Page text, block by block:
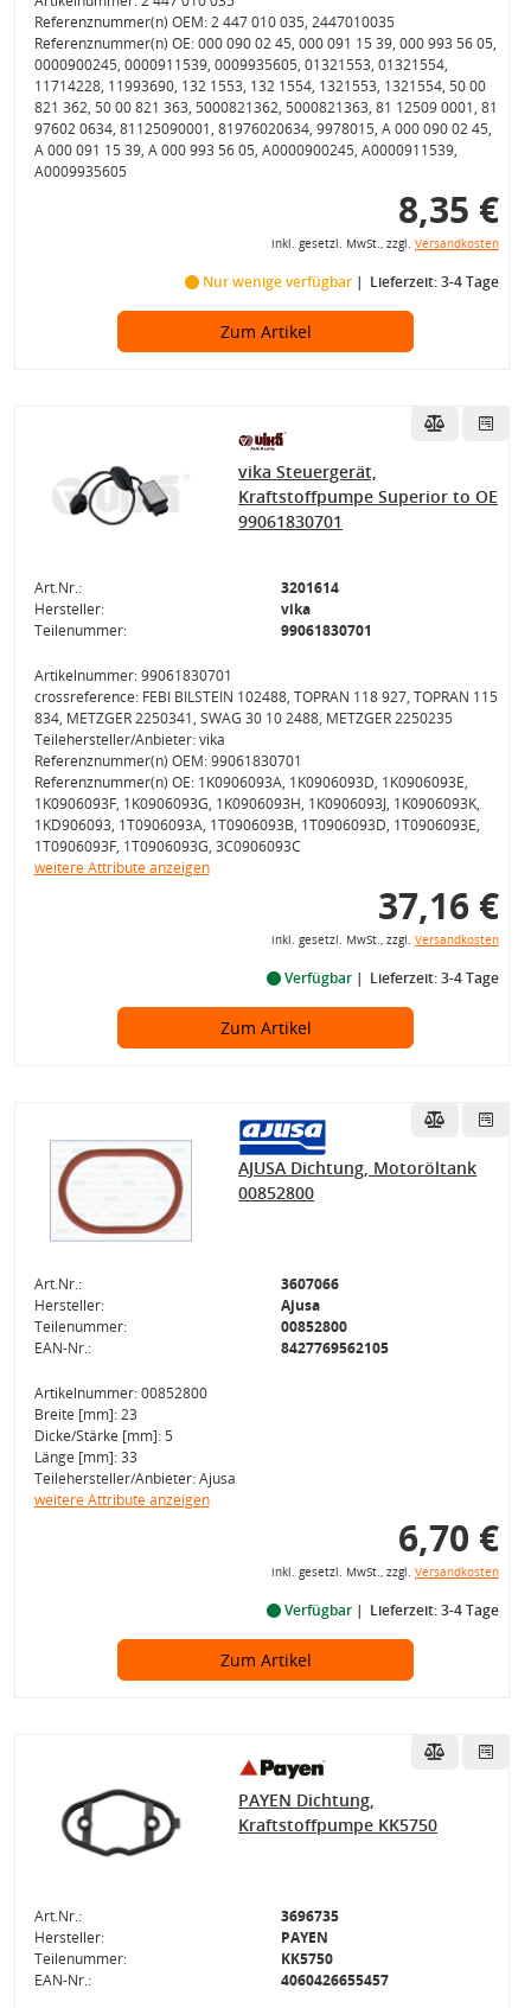
Referenznummer(n) OEM: 2 447 010 035, 2447010035
Referenznummer(n) OE: 000 090 02 45, 000 091 15 39, 000 993 56 05,
0000900245, 0000911539, 0009935605, 01321553, 01321554,
11714228, 11993690, 132 1553, 132 1554, 1321553, 1321554, 50 00
821 362, 50 00 821 363, 5000821362, 5000821363, 81 12509 0001, 81
97602 0634, 81125090001, 81976020634, 9978015, A 000 090 02 45,
A 000 091 15 39, A 000 993 56 05, A0000900245, A0000911539,
A0009935605
8,35 €
inkl. gesetzl. MwSt., zzgl. Versandkosten
Nur wenige verfügbar Lieferzeit: 3-4 Tage
Zum Artikel
vika Steuergerät,
Kraftstoffpumpe Superior to OE
99061830701
Art.Nr.:
3201614
Hersteller:
vika
Teilenummer:
99061830701
Artikelnummer: 99061830701
crossreference: FEBI BILSTEIN 102488, TOPRAN 118 927, TOPRAN 115
834, METZGER 2250341, SWAG 30 10 2488, METZGER 2250235
Teilehersteller/Anbieter: vika
Referenznummer(n) OEM: 99061830701
Referenznummer(n) OE: 1K0906093A, 1K0906093D, 1K0906093E,
1K0906093F, 1K0906093G, 1K0906093H, 1K0906093J, 1K0906093K,
1KD906093, 1T0906093A, 1T0906093B, 1T0906093D, 1T0906093E,
1T0906093F, 1T0906093G, 3C0906093C
weitere Attribute anzeigen
37,16 €
inkl. gesetzl. MwSt., zzgl. Versandkosten
Verfügbar Lieferzeit: 3-4 Tage
Zum Artikel
AJUSA Dichtung, Motoröltank
00852800
Art.Nr.:
3607066
Hersteller:
Ajusa
Teilenummer:
00852800
EAN-Nr.:
8427769562105
Artikelnummer: 00852800
Breite [mm]: 23
Dicke/Stärke [mm]: 5
Länge [mm]: 33
Teilehersteller/Anbieter: Ajusa
weitere Attribute anzeigen
6,70 €
inkl. gesetzl. MwSt., zzgl. Versandkosten
Verfügbar Lieferzeit: 3-4 Tage
Zum Artikel
PAYEN Dichtung,
Kraftstoffpumpe KK5750
Art.Nr.:
3696735
Hersteller:
PAYEN
Teilenummer:
KK5750
EAN-Nr.:
4060426655457